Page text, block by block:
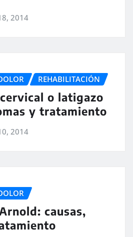
2014
REHABILITACIÓN
o latigazo
y tratamiento
2014
causas,